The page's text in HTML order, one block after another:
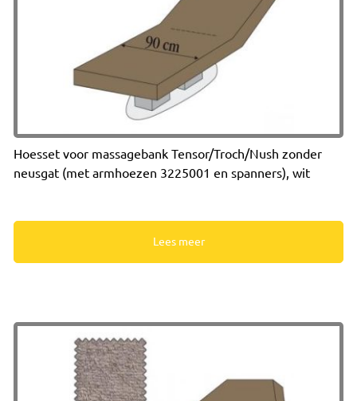
Hoesset voor massagebank Tensor/Troch/Nush zonder
neusgat (met armhoezen 3225001 en spanners), wit
Lees meer